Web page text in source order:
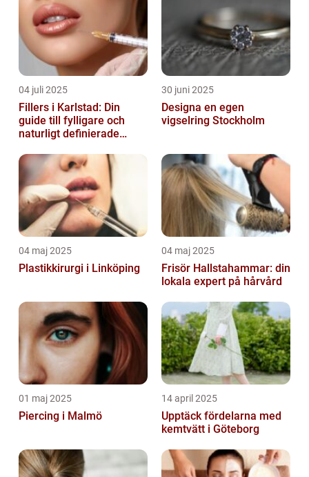
04 juli 2025
Fillers i Karlstad: Din
guide till fylligare och
naturligt definierade
30 juni 2025
Designa en egen
vigselring Stockholm
04 maj 2025
Plastikkirurgi i Linköping
04 maj 2025
Frisör Hallstahammar: din
lokala expert på hårvård
01 maj 2025
Piercing i Malmö
14 april 2025
Upptäck fördelarna med
kemtvätt i Göteborg